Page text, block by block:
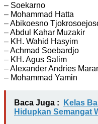
– Soekarno
– Mohammad Hatta
– Abikoesno
– Abdul Kahar Muzakir
– KH. Wahid Hasyim
– Achmad Soebardjo
– KH. Agus Salim
– Alexander Andries
– Mohammad Yamin
Baca Juga :
Kelas
Hidupkan Semangat